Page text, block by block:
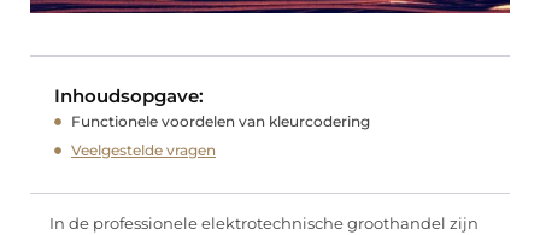
Inhoudsopgave:
Functionele voordelen van kleurcodering
Veelgestelde vragen
In de professionele elektrotechnische groothandel zijn